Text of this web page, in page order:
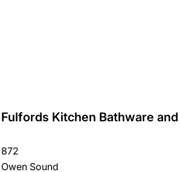
Fulfords Kitchen Bathware
872
Owen Sound